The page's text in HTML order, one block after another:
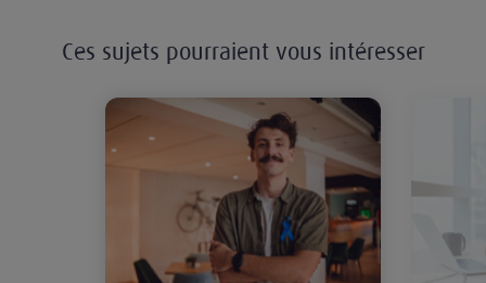
Ces sujets pourraient vous intéresser
Cancer de la prostate, nos